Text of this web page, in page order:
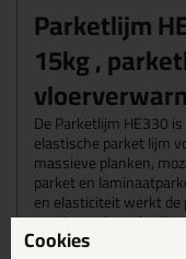
Parketlijm
15kg ,
De Parketlijm HE330
elastische parket lijm
massieve planken,
parket en
en elasticiteit werkt
voorkomt de
schotelvorming.
Cookies